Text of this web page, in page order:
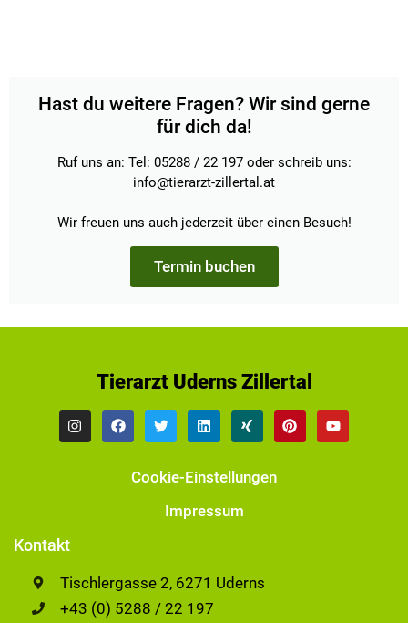
Hast du weitere Fragen? Wir sind gerne
für dich da!
Ruf uns an: Tel: 05288 / 22 197 oder schreib uns:
info@tierarzt-zillertal.at
Wir freuen uns auch jederzeit über einen Besuch!
Termin buchen
Tierarzt Uderns Zillertal
Cookie-Einstellungen
Impressum
Kontakt
Tischlergasse 2, 6271 Uderns
+43 (0) 5288 / 22 197